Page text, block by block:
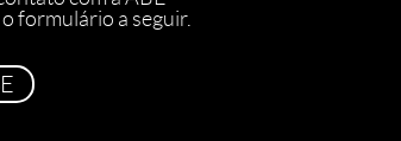
formulário a seguir.